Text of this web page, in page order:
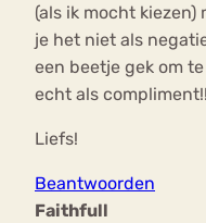
(als ik mocht kiezen)
je het niet als
een beetje gek om
echt als
Liefs!
Beantwoorden
Faithfull